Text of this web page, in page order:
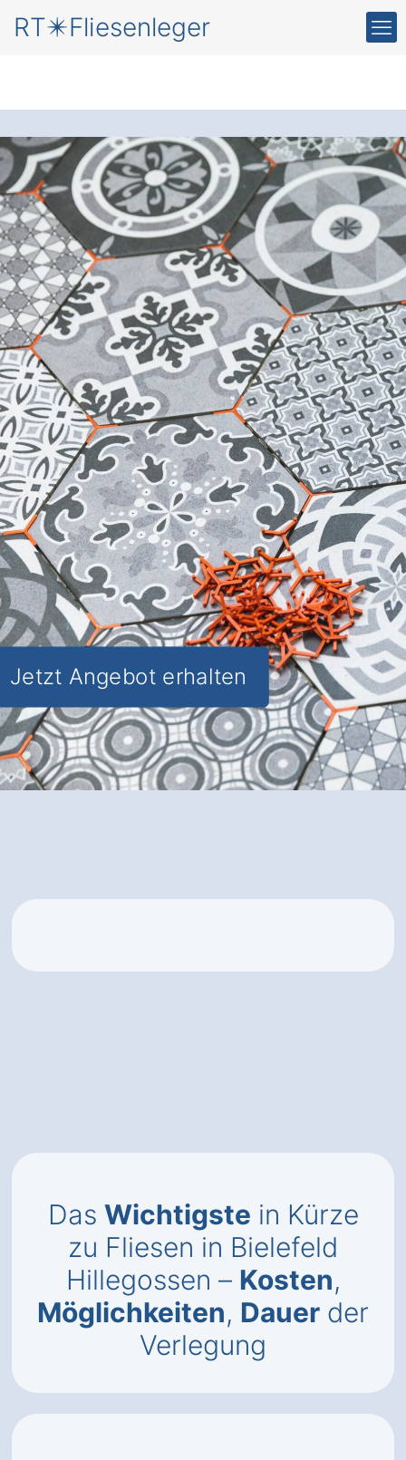
RT✴️Fliesenleger
Neue Fliesenfür Ihr
Zuhause in Bielefeld
Hillegossen
Der Fliesenleger: Setzen Sie auf
präzises Handwerk und gewinnen Sie
Ästhetik und Funktionalitätfür Ihre
Räume in Bielefeld Hillegossen.
✅ Unverbindlich & Kostenfrei
✅Individuelle Beratungvon Experten
✅ Hochwertige Materialien und
fachgerechte Verlegung
✅ Inkl. umfassendemMaterial- und
Kostencheck
Jetzt Angebot erhalten
Das Wichtigste in Kürze
zu Fliesen in Bielefeld
Hillegossen – Kosten,
Möglichkeiten, Dauer der
Verlegung